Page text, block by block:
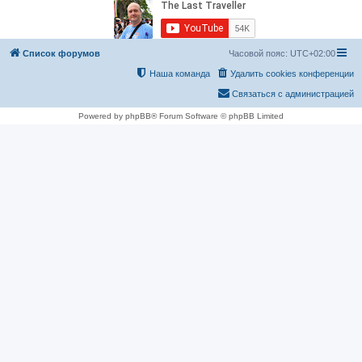
Список форумов Часовой пояс: UTC+02:00
Удалить cookies конференции
Наша команда
Связаться с администрацией
Powered by phpBB® Forum Software © phpBB Limited